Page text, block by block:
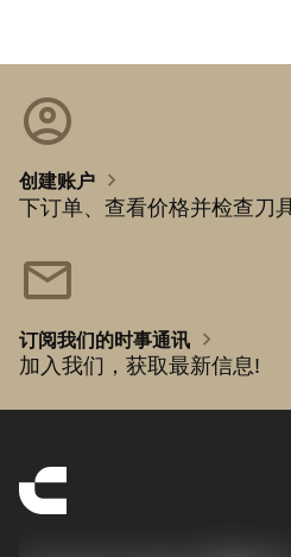
account_circle
创建账户 chevron_right
下订单、查看价格并检查刀
mail
订阅我们的时事通讯 chevron_right
加入我们，获取最新信息!